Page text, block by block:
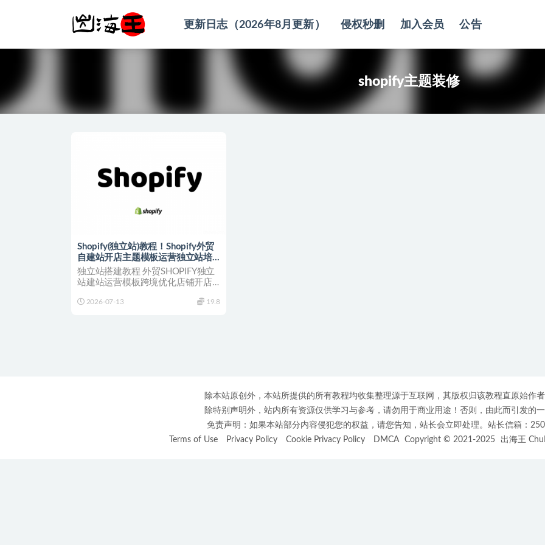
更新日志（2026年8月更新） 侵权秒删 加入会员 公告
shopify主题装修
Shopify(独立站)教程！Shopify外贸
自建站开店主题模板运营独立站培
训视频课程
独立站搭建教程 外贸SHOPIFY独立
站建站运营模板跨境优化店铺开店
2026-07-13 19.8
除本站原创外，本站所提供的所有教程均收集整理源于互联网，其版权归该教程直原始作
除特别声明外，站内所有资源仅供学习与参考，请勿用于商业用途！否则，由此而引发的
免责声明：如果本站部分内容侵犯您的权益，请您告知，站长会立即处理。站长信箱：
Terms of Use
Privacy Policy Cookie Privacy Policy DMCA Copyright © 2021-2025 出海王